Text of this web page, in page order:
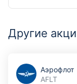
Другие
Аэрофлот
AFLT